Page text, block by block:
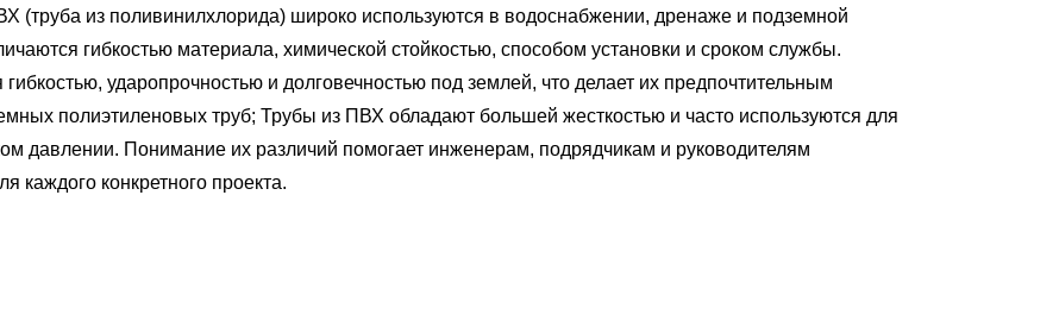
(труба из поливинилхлорида) широко используются в водоснабжении, дренаже и подземной
гибкостью материала, химической стойкостью, способом установки и сроком службы.
ударопрочностью и долговечностью под землей, что делает их предпочтительным
полиэтиленовых труб; Трубы из ПВХ обладают большей жесткостью и часто используются для
давлении. Понимание их различий помогает инженерам, подрядчикам и руководителям
каждого конкретного проекта.